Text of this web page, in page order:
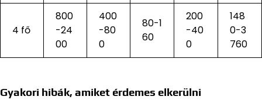
4 fő
800
-24
00
400
-80
0
80-1
60
200
-40
0
148
0-3
760
Gyakori hibák, amiket érdemes elkerülni